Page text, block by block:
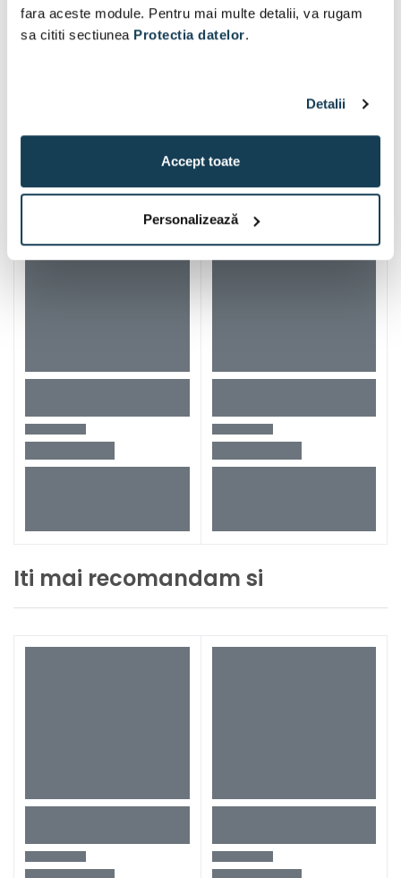
fara aceste module. Pentru mai multe detalii, va rugam
sa cititi sectiunea Protectia datelor.
Detalii
Accept toate
Personalizează
Greutate bruta: 107 kg
Volum de livrare: 0.369 m³
Alti clienti au vizitat si
Iti mai recomandam si